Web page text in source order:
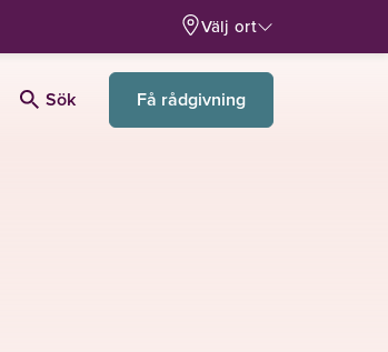
Välj ort
Sök Få rådgivning